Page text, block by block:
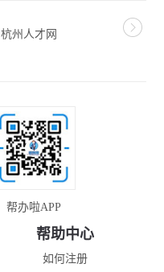
杭州人才网
帮办啦APP
帮助中心
如何注册